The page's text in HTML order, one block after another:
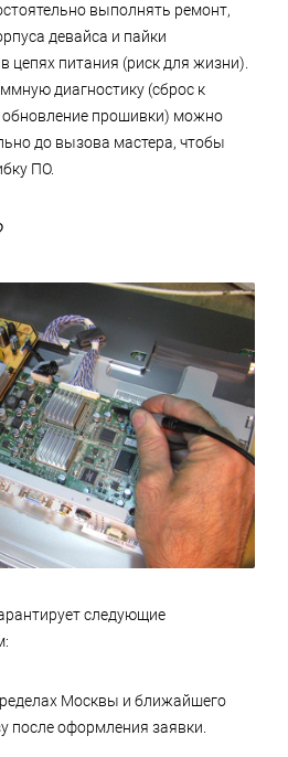
выполнять ремонт,
девайса и пайки
цепях питания (риск для жизни).
диагностику (сброс к
прошивки) можно
до вызова мастера, чтобы
ПО.
следующие
Москвы и ближайшего
после оформления заявки.